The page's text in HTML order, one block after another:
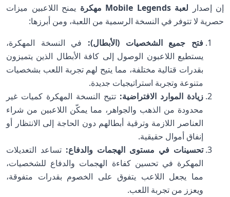
إن إصدار لعبة Mobile Legends مهكرة
يمنح اللاعبين ميزات
حصرية لا تتوفر في النسخة الرسمية من اللعبة، ومن أبرزها:
فتح جميع الشخصيات (الأبطال): في النسخة المهكرة،
يستطيع اللاعبون الوصول إلى كافة الأبطال الذين يتميزون
بقدرات قتالية مختلفة، مما يتيح لهم تجربة اللعب بشخصيات
متنوعة وتجربة استراتيجيات جديدة.
زيادة الموارد الافتراضية: تتيح النسخة المهكرة كميات غير
محدودة من الذهب والجواهر، مما يمكّن اللاعبين من شراء
العناصر اللازمة وترقية أبطالهم دون الحاجة إلى الانتظار أو
إنفاق أموال حقيقية.
تحسينات في مستوى الهجمات والدفاع: تساعد التعديلات
المهكرة في تحسين كفاءة الهجمات والدفاع للشخصيات،
مما يجعل اللاعب يتفوق على الخصوم بقدرات متفوقة،
ويعزز من تجربة اللعب.